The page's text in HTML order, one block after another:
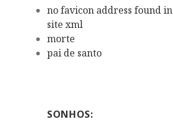
no favicon address found in
site xml
morte
pai de santo
SONHOS: